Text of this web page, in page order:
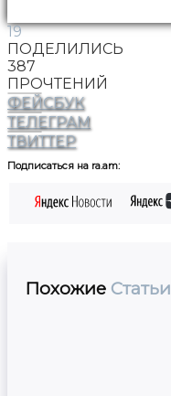
19
ПОДЕЛИЛИСЬ
387
ПРОЧТЕНИЙ
ФЕЙСБУК
ТЕЛЕГРАМ
ТВИТТЕР
Подписаться на ra.am:
Похожие Статьи